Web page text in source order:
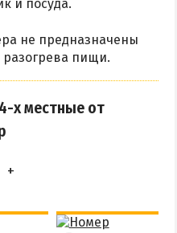
и посуда.
не предназначены
разогрева пищи.
х местные от